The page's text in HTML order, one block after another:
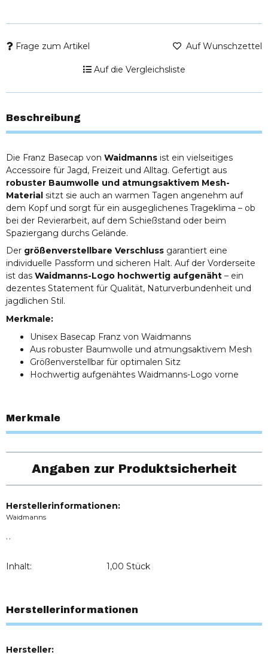
Frage zum Artikel Auf Wunschzettel
Auf die Vergleichsliste
Beschreibung
Die Franz Basecap von Waidmanns ist ein vielseitiges
Accessoire für Jagd, Freizeit und Alltag. Gefertigt aus
robuster Baumwolle und atmungsaktivem Mesh-
Material sitzt sie auch an warmen Tagen angenehm auf
dem Kopf und sorgt für ein ausgeglichenes Trageklima – ob
bei der Revierarbeit, auf dem Schießstand oder beim
Spaziergang durchs Gelände.
Der größenverstellbare Verschluss garantiert eine
individuelle Passform und sicheren Halt. Auf der Vorderseite
ist das Waidmanns-Logo hochwertig aufgenäht – ein
dezentes Statement für Qualität, Naturverbundenheit und
jagdlichen Stil.
Merkmale:
Unisex Basecap Franz von Waidmanns
Aus robuster Baumwolle und atmungsaktivem Mesh
Größenverstellbar für optimalen Sitz
Hochwertig aufgenähtes Waidmanns-Logo vorne
Merkmale
Angaben zur Produktsicherheit
Herstellerinformationen:
Waidmanns
Inhalt: 1,00 Stück
Herstellerinformationen
Hersteller: